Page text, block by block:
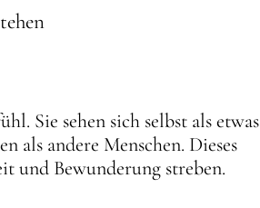
Sie sehen sich selbst als etwas
als andere Menschen. Dieses
und Bewunderung streben.